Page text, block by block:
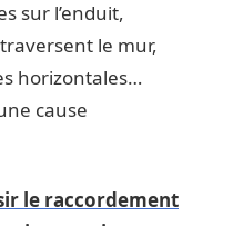
sur l’enduit,
le mur,
horizontales…
cause
le raccordement